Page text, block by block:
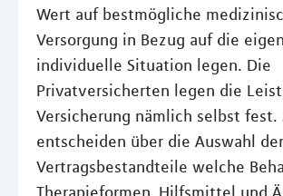
Wert auf bestmögliche
Versorgung in Bezug auf die
individuelle Situation legen. Die
Privatversicherten legen die
Versicherung nämlich selbst fest.
entscheiden über die Auswahl der
Vertragsbestandteile welche